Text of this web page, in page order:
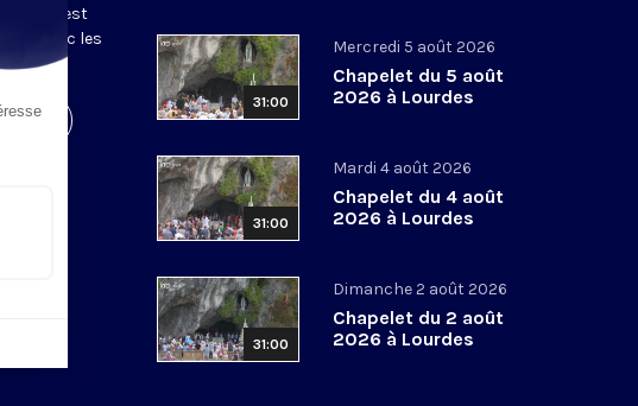
est
avec les
31:00
Mercredi 5 août 2026
Chapelet du 5 août
2026 à Lourdes
31:00
Mardi 4 août 2026
Chapelet du 4 août
2026 à Lourdes
31:00
Dimanche 2 août 2026
Chapelet du 2 août
2026 à Lourdes